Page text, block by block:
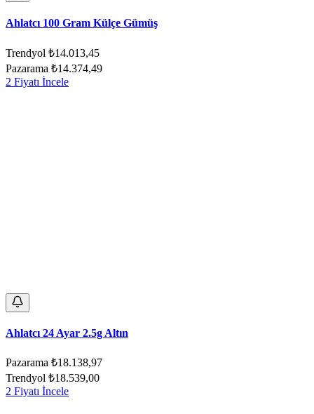
Ahlatcı 100 Gram Külçe Gümüş
Trendyol ₺14.013,45
Pazarama ₺14.374,49
2 Fiyatı İncele
Ahlatcı 24 Ayar 2.5g Altın
Pazarama ₺18.138,97
Trendyol ₺18.539,00
2 Fiyatı İncele